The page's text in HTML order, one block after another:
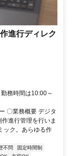
進行ディレク
務時間は10:00～
〇業務概要 デジタ
進行管理を行いま
ック。あらゆる作
不問
固定時間制